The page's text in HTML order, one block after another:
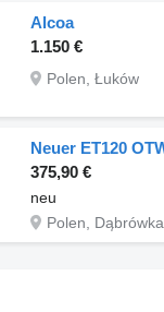
Alcoa
1.150 €
Polen, Łuków
375,90 €
neu
Polen, Dąbrówka